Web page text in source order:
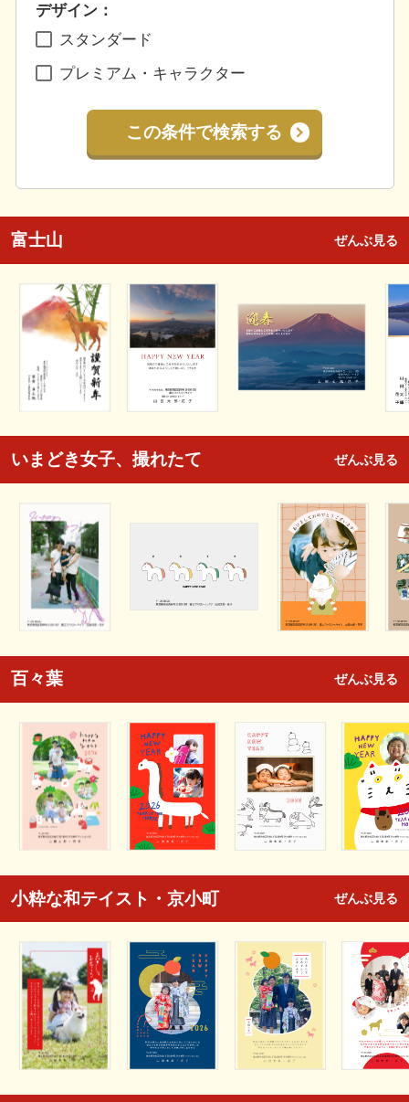
デザイン：
スタンダード
プレミアム・キャラクター
この条件で検索する
富士山 ぜんぶ見る
いまどき女子、撮れたて ぜんぶ見る
百々葉 ぜんぶ見る
小粋な和テイスト・京小町 ぜんぶ見る